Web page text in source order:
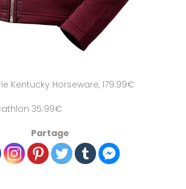
Kentucky Horseware, 179.99€
35.99€
Partage